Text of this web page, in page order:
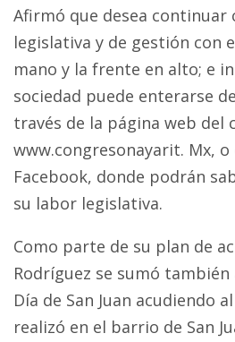
Afirmó que desea continuar
legislativa y de gestión con
mano y la frente en alto; e
sociedad puede enterarse
través de la página web del
www.congresonayarit. Mx,
Facebook, donde podrán
su labor legislativa.
Como parte de su plan de
Rodríguez se sumó
Día de San Juan acudiendo
realizó en el barrio de San